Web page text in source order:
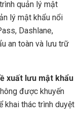
quản lý mật
lý mật khẩu nổi
Dashlane,
an toàn và lưu trữ
xuất lưu mật khẩu
được khuyến
khai thác trình duyệt